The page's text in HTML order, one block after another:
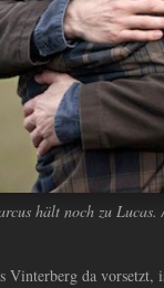
hält noch zu Lucas.
Vinterberg da